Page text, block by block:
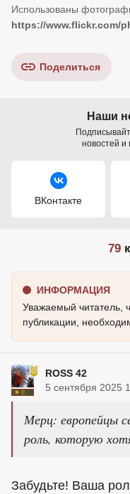
https://www.flickr.com/
Поделиться
Наши
новостей
ВКонтакте
79
ИНФОРМАЦИЯ
Уважаемый читатель,
публикации,
ROSS 42
5 сентября 2025
Мерц: европейцы
роль, которую
Забудьте! Ваша